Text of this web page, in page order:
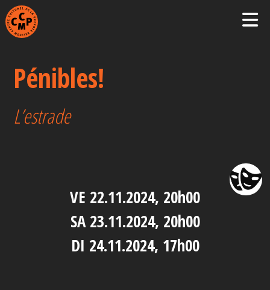
Pénibles!
L’estrade
VE 22.11.2024, 20h00
SA 23.11.2024, 20h00
DI 24.11.2024, 17h00